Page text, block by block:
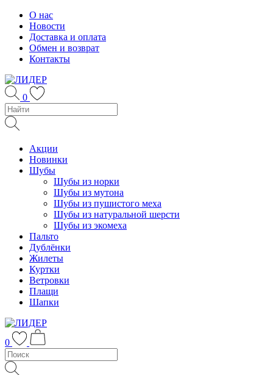
Skip
content
О нас
Новости
Доставка и оплата
Обмен и возврат
Контакты
0
Акции
Новинки
Шубы
Шубы из норки
Шубы из мутона
Шубы из пушистого меха
Шубы из натуральной шерсти
Шубы из экомеха
Пальто
Дублёнки
Жилеты
Куртки
Ветровки
Плащи
Шапки
0